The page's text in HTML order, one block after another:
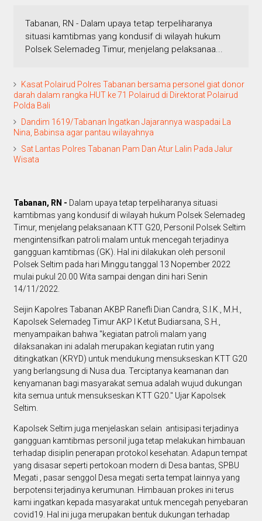
Tabanan, RN - Dalam upaya tetap terpeliharanya
situasi kamtibmas yang kondusif di wilayah hukum
Polsek Selemadeg Timur, menjelang pelaksanaa...
Kasat Polairud Polres Tabanan bersama personel giat donor
darah dalam rangka HUT ke 71 Polairud di Direktorat Polairud
Polda Bali
Dandim 1619/Tabanan Ingatkan Jajarannya waspadai La
Nina, Babinsa agar pantau wilayahnya
Sat Lantas Polres Tabanan Pam Dan Atur Lalin Pada Jalur
Wisata
Tabanan, RN - Dalam upaya tetap terpeliharanya situasi
kamtibmas yang kondusif di wilayah hukum Polsek Selemadeg
Timur, menjelang pelaksanaan KTT G20, Personil Polsek Seltim
mengintensifkan patroli malam untuk mencegah terjadinya
gangguan kamtibmas (GK). Hal ini dilakukan oleh personil
Polsek Seltim pada hari Minggu tanggal 13 Nopember 2022
mulai pukul 20.00 Wita sampai dengan dini hari Senin
14/11/2022.
Seijin Kapolres Tabanan AKBP Ranefli Dian Candra, S.I.K., M.H.,
Kapolsek Selemadeg Timur AKP I Ketut Budiarsana, S.H.,
menyampaikan bahwa "kegiatan patroli malam yang
dilaksanakan ini adalah merupakan kegiatan rutin yang
ditingkatkan (KRYD) untuk mendukung mensukseskan KTT G20
yang berlangsung di Nusa dua. Terciptanya keamanan dan
kenyamanan bagi masyarakat semua adalah wujud dukungan
kita semua untuk mensukseskan KTT G20." Ujar Kapolsek
Seltim.
Kapolsek Seltim juga menjelaskan selain antisipasi terjadinya
gangguan kamtibmas personil juga tetap melakukan himbauan
terhadap disiplin penerapan protokol kesehatan. Adapun tempat
yang disasar seperti pertokoan modern di Desa bantas, SPBU
Megati , pasar senggol Desa megati serta tempat lainnya yang
berpotensi terjadinya kerumunan. Himbauan prokes ini terus
kami ingatkan kepada masyarakat untuk mencegah penyebaran
covid19. Hal ini juga merupakan bentuk dukungan terhadap